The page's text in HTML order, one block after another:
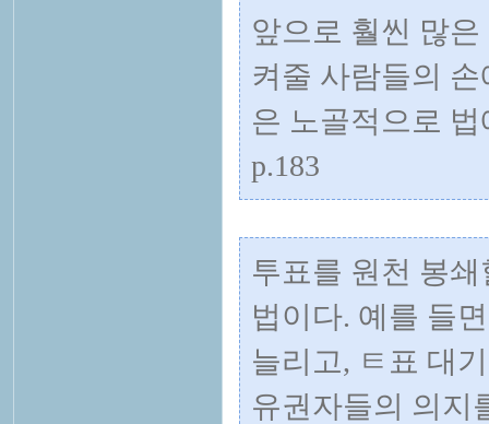
앞으로 훨씬 많
켜줄 사람들의
은 노골적으로
p.183
투표를 원천 봉
법이다. 예를 들
늘리고, ㅌ표 대
유권자들의 의지